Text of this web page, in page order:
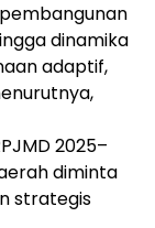
dinamika
adaptif,
2025–
diminta
strategis